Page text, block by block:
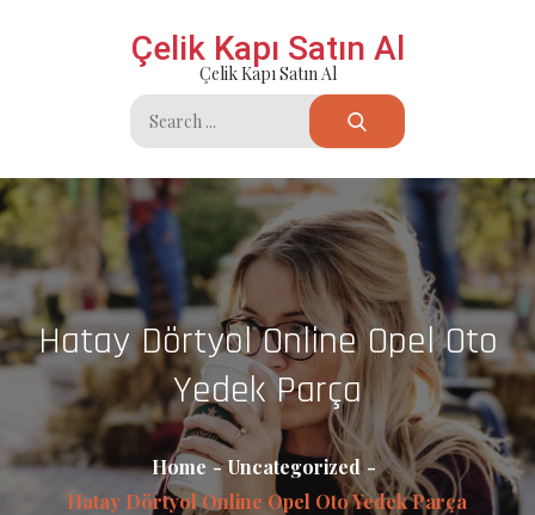
Çelik Kapı Satın Al
Çelik Kapı Satın Al
Search
for:
Hatay Dörtyol Online Opel Oto
Yedek Parça
Home
Uncategorized
Hatay Dörtyol Online Opel Oto Yedek Parça